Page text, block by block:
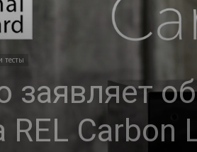
тесты
заявляет
REL Carbon